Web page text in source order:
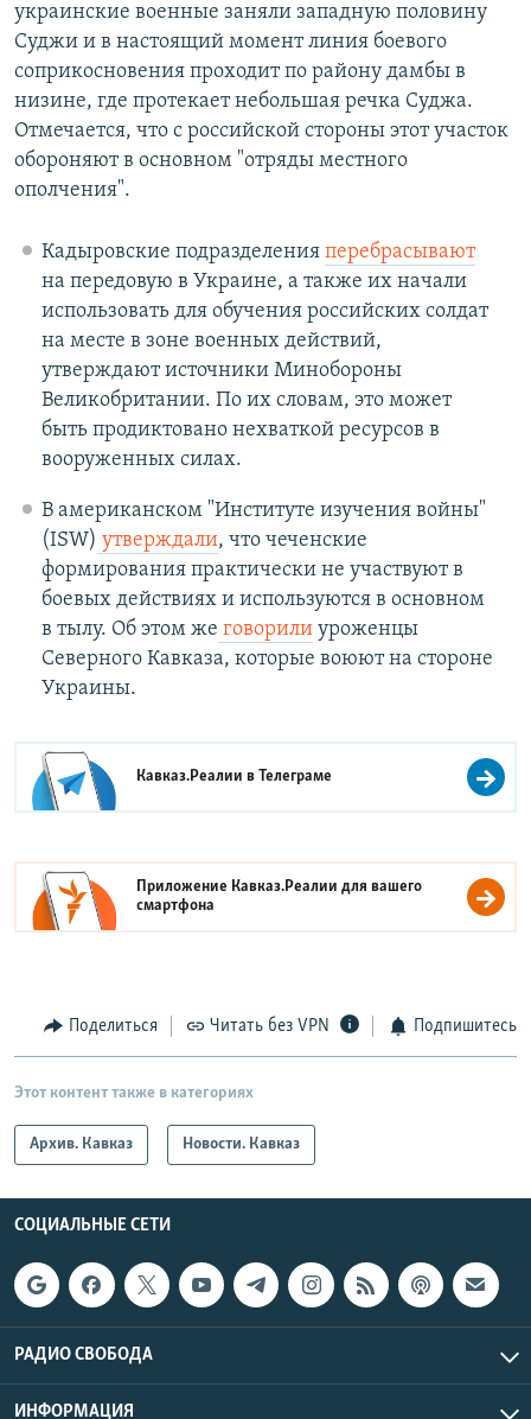
украинские военные заняли западную половину
Суджи и в настоящий момент линия боевого
соприкосновения проходит по району дамбы в
низине, где протекает небольшая речка Суджа.
Отмечается, что с российской стороны этот участок
обороняют в основном "отряды местного
ополчения".
Кадыровские подразделения перебрасывают
на передовую в Украине, а также их начали
использовать для обучения российских солдат
на месте в зоне военных действий,
утверждают источники Минобороны
Великобритании. По их словам, это может
быть продиктовано нехваткой ресурсов в
вооруженных силах.
В американском "Институте изучения войны"
(ISW) утверждали, что чеченские
формирования практически не участвуют в
боевых действиях и используются в основном
в тылу. Об этом же говорилиуроженцы
Северного Кавказа, которые воюют на стороне
Украины.
Кавказ.Реалии вТелеграме
Приложение Кавказ.Реалии для вашего
смартфона
Поделиться Читать без VPN Подпишитесь
Этот контент также в категориях
Архив. Кавказ Новости. Кавказ
СОЦИАЛЬНЫЕ СЕТИ
РАДИО СВОБОДА
ИНФОРМАЦИЯ